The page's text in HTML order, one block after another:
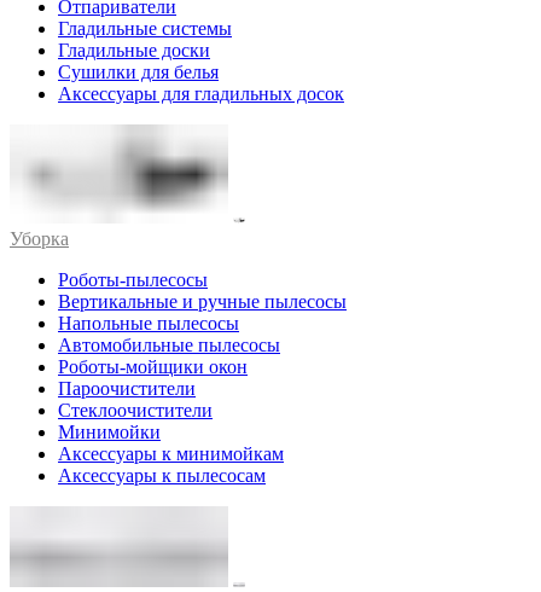
Отпариватели
Гладильные системы
Гладильные доски
Сушилки для белья
Аксессуары для гладильных досок
Уборка
Роботы-пылесосы
Вертикальные и ручные пылесосы
Напольные пылесосы
Автомобильные пылесосы
Роботы-мойщики окон
Пароочистители
Стеклоочистители
Минимойки
Аксессуары к минимойкам
Аксессуары к пылесосам